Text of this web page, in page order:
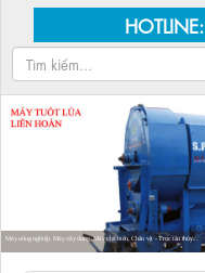
HOTLINE:
Máy nông nghiệp, Máy xây dựng, Máy chế biến, Chân vịt - Trục tàu thủy...